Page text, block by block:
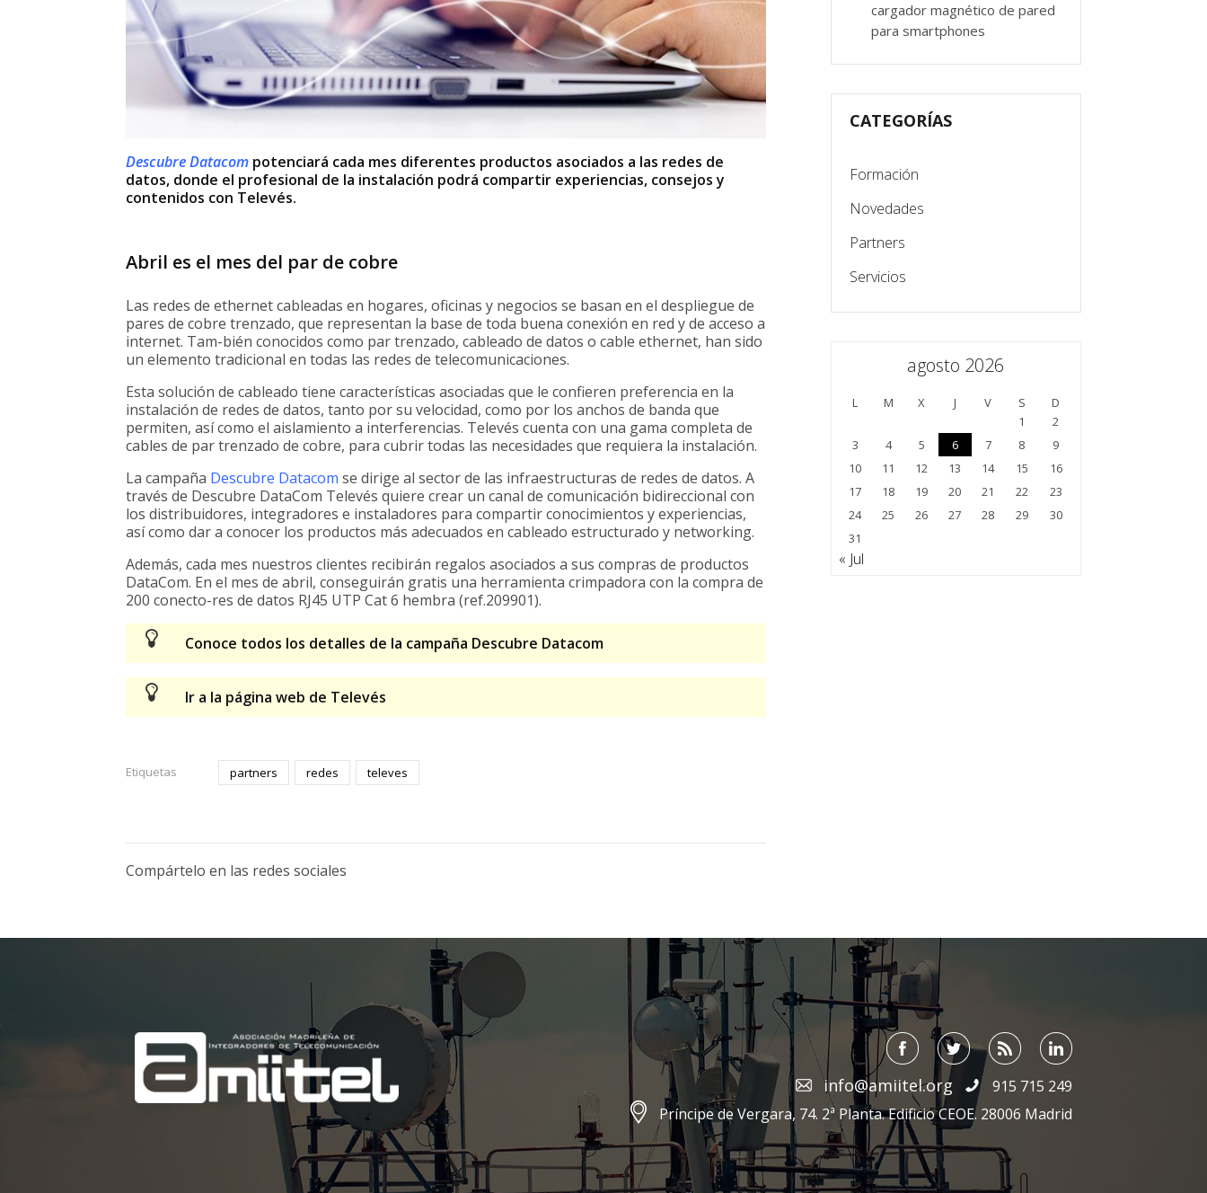
Descubre Datacom potenciará cada mes diferentes productos asociados a las redes de
datos, donde el profesional de la instalación podrá compartir experiencias, consejos y
contenidos con Televés.
Abril es el mes del par de cobre
Las redes de ethernet cableadas en hogares, oficinas y negocios se basan en el despliegue de
pares de cobre trenzado, que representan la base de toda buena conexión en red y de acceso a
internet. Tam-bién conocidos como par trenzado, cableado de datos o cable ethernet, han sido
un elemento tradicional en todas las redes de telecomunicaciones.
Esta solución de cableado tiene características asociadas que le confieren preferencia en la
instalación de redes de datos, tanto por su velocidad, como por los anchos de banda que
permiten, así como el aislamiento a interferencias. Televés cuenta con una gama completa de
cables de par trenzado de cobre, para cubrir todas las necesidades que requiera la instalación.
La campaña Descubre Datacom se dirige al sector de las infraestructuras de redes de datos. A
través de Descubre DataCom Televés quiere crear un canal de comunicación bidireccional con
los distribuidores, integradores e instaladores para compartir conocimientos y experiencias,
así como dar a conocer los productos más adecuados en cableado estructurado y networking.
Además, cada mes nuestros clientes recibirán regalos asociados a sus compras de productos
DataCom. En el mes de abril, conseguirán gratis una herramienta crimpadora con la compra de
200 conecto-res de datos RJ45 UTP Cat 6 hembra (ref.209901).
Conoce todos los detalles de la campaña Descubre Datacom
Ir a la página web de Televés
Etiquetas partners redes televes
Compártelo en las redes sociales
cargador magnético de pared
para smartphones
CATEGORÍAS
Formación
Novedades
Partners
Servicios
agosto 2026
L M X J V S
D
1
2
3
4 5 6 7 8
9
10
11 12 13 14 15
16
17
18 19 20 21 22
23
24
25 26 27 28 29
30
31
« Jul
;
info@amiitel.org
915 715 249
Príncipe de Vergara, 74. 2ª Planta. Edificio CEOE. 28006 Madrid